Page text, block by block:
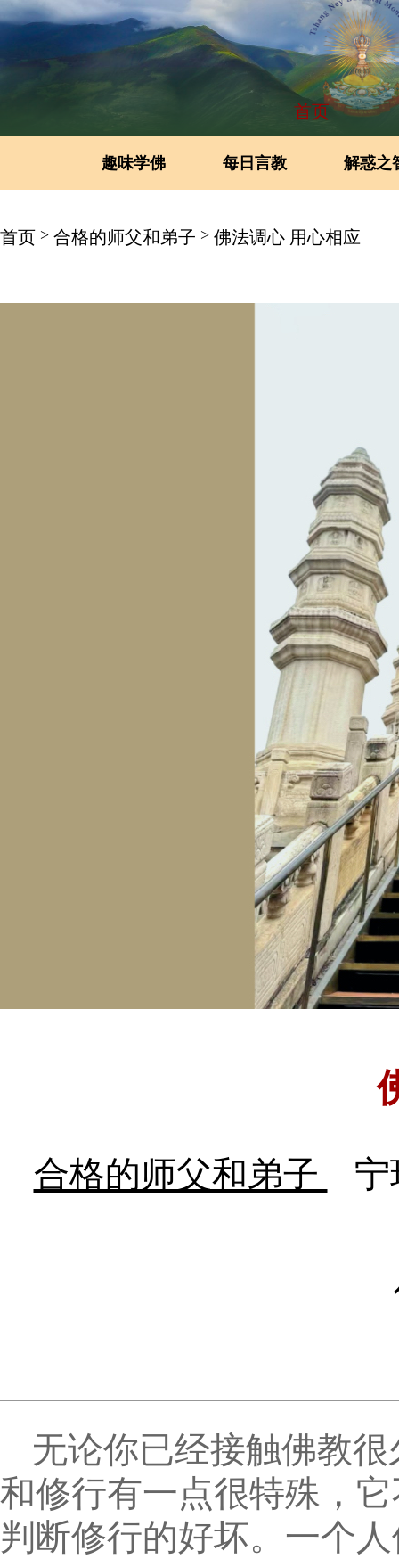
首页
趣味学佛 每日言教 解惑之
首页 > 合格的师父和弟子 > 佛法调心 用心相应
合格的师父和弟子 宁
无论你已经接触佛教
和修行有一点很特殊，
判断修行的好坏。一个